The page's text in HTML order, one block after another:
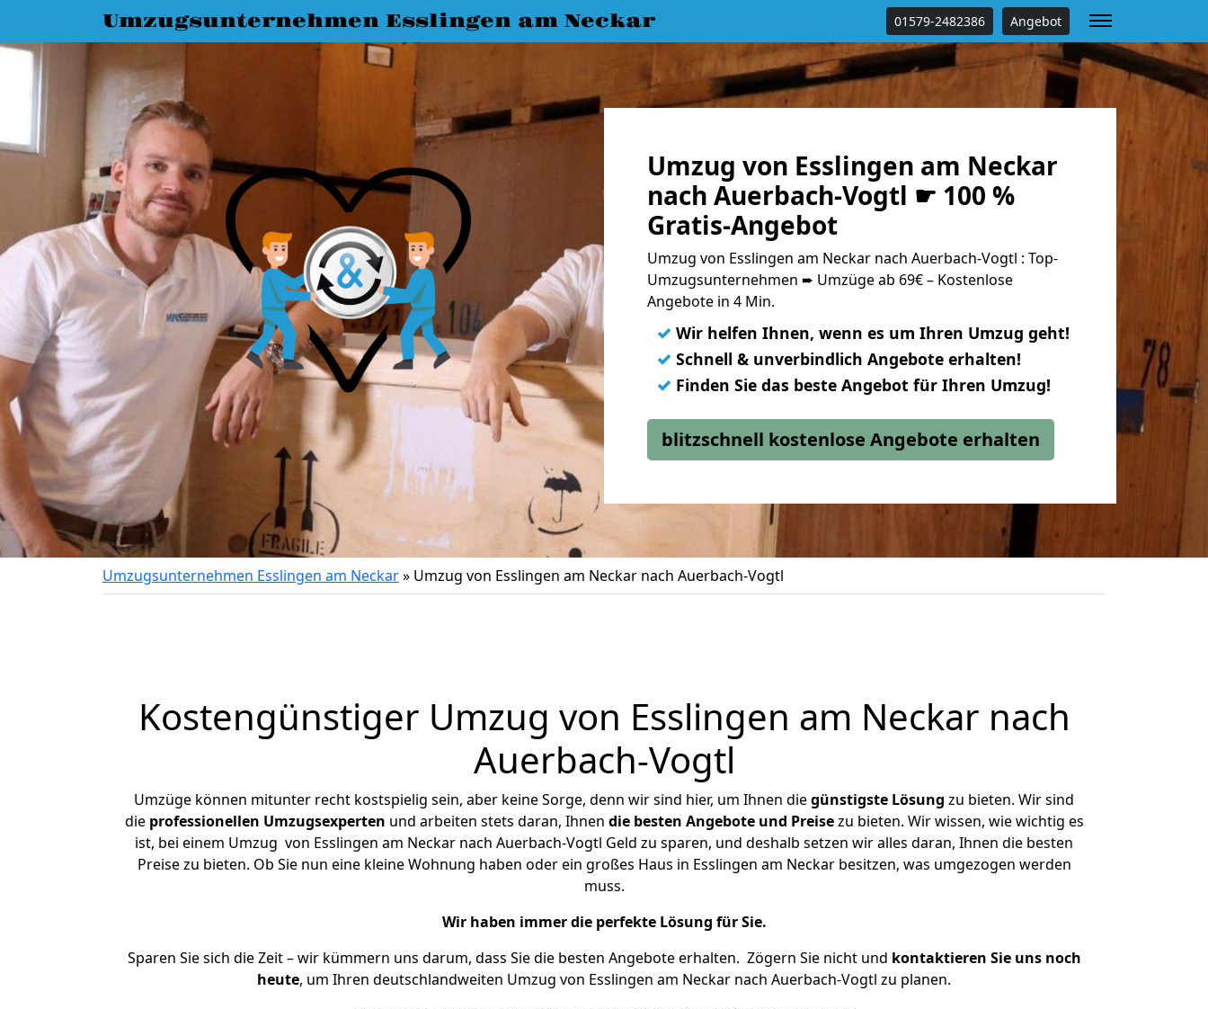
Umzugsunternehmen Esslingen am Neckar 01579-2482386 Angebot
Umzug von Esslingen am Neckar
nach Auerbach-Vogtl ☛ 100 %
Gratis-Angebot
Umzug von Esslingen am Neckar nach Auerbach-Vogtl : Top-
Umzugsunternehmen ➨ Umzüge ab 69€ – Kostenlose
Angebote in 4 Min.
✓ Wir helfen Ihnen, wenn es um Ihren Umzug geht!
✓ Schnell & unverbindlich Angebote erhalten!
✓ Finden Sie das beste Angebot für Ihren Umzug!
blitzschnell kostenlose Angebote erhalten
Umzugsunternehmen Esslingen am Neckar» Umzug von Esslingen am Neckar nach Auerbach-Vogtl
Kostengünstiger Umzug von Esslingen am Neckar nach
Auerbach-Vogtl
Umzüge können mitunter recht kostspielig sein, aber keine Sorge, denn wir sind hier, um Ihnen diegünstigste Lösung zu bieten. Wir sind
die professionellen Umzugsexperten und arbeiten stets daran, Ihnen die besten Angebote und Preisezu bieten. Wir wissen, wie wichtig es
ist, bei einem Umzug von Esslingen am Neckar nach Auerbach-Vogtl Geld zu sparen, und deshalb setzen wir alles daran, Ihnen die besten
Preise zu bieten. Ob Sie nun eine kleine Wohnung haben oder ein großes Haus in Esslingen am Neckar besitzen, was umgezogen werden
muss.
Wir haben immer die perfekte Lösung für Sie.
Sparen Sie sich die Zeit – wir kümmern uns darum, dass Sie die besten Angebote erhalten. Zögern Sie nicht und kontaktieren Sie uns noch
heute, um Ihren deutschlandweiten Umzug von Esslingen am Neckar nach Auerbach-Vogtl zu planen.